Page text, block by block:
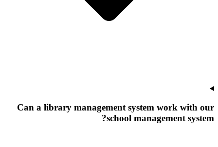
Can a library management system work with our
school management system?